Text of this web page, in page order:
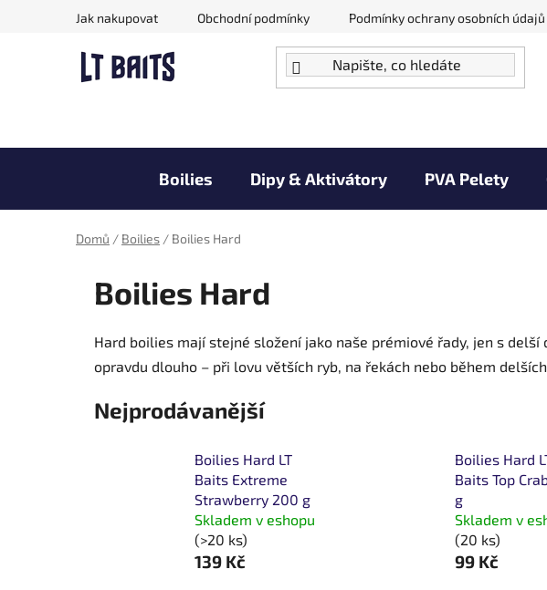
Jak nakupovat Obchodní podmínky Podmínky ochrany osobních údajů
Boilies Dipy & Aktivátory PVA Pelety
Doprodej zboží za akční ceny
Domů / Boilies / Boilies Hard
Boilies Hard
Hard boilies mají stejné složení jako naše prémiové řady, jen s
opravdu dlouho – při lovu větších ryb, na řekách nebo během
Nejprodávanější
Boilies Hard LT
Baits Extreme
Strawberry 200 g
Skladem v eshopu
(>20 ks)
139 Kč
Boilies Hard
Baits Top
g
Skladem v
(20 ks)
99 Kč